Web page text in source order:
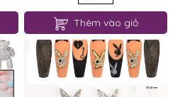
Thêm vào giỏ